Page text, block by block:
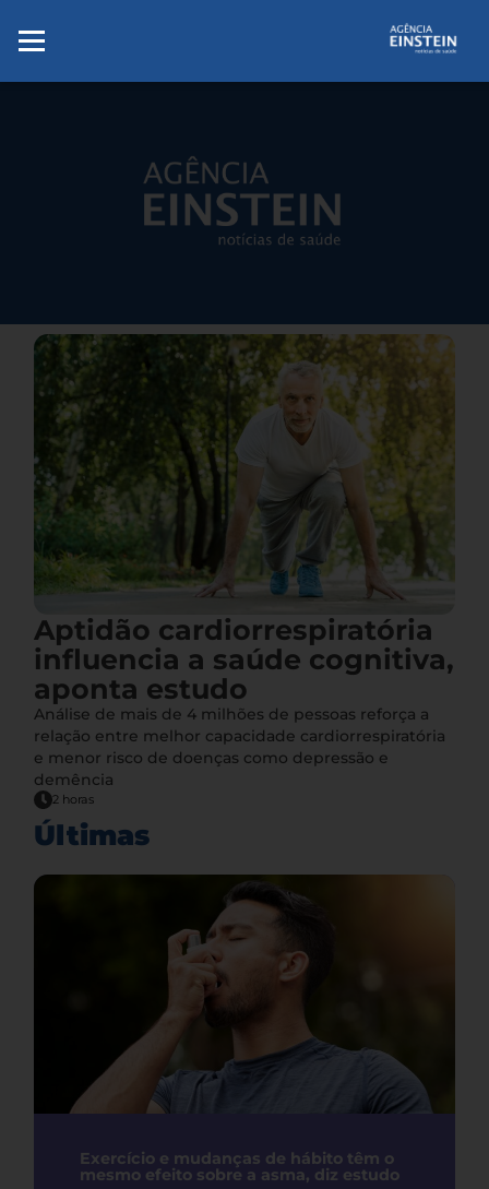
Aptidão cardiorrespiratória
influencia a saúde cognitiva,
aponta estudo
Análise de mais de 4 milhões de pessoas reforça a
relação entre melhor capacidade cardiorrespiratória
e menor risco de doenças como depressão e
demência
2 horas
Últimas
Exercício e mudanças de hábito têm o
mesmo efeito sobre a asma, diz estudo